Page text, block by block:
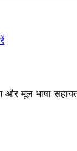
और मूल भाषा